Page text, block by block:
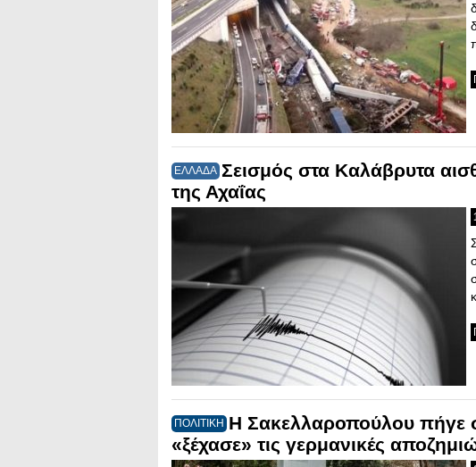
ΕΛΛΑΔΑ Σεισμός στα Καλάβρυτα
της Αχαΐας
ΠΟΛΙΤΙΚΗ Η Σακελλαροπούλου πήγε
«ξέχασε» τις γερμανικές